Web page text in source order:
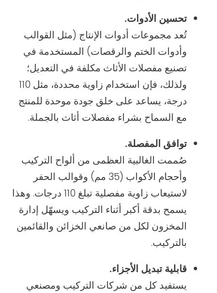
تحسين الأدوات.
تُعد مجموعات أدوات الإنتاج (مثل القوالب
وأدوات الختم والرقصات) المستخدمة في
تصنيع مفصلات الأثاث مكلفة في التعديل؛
ولذلك، فإن استخدام زاوية محددة، مثل 110
درجة، يساعد على خلق جودة موحدة للمنتج
مع السماح بشراء مفصلات أثاث بالجملة.
توافق المفصلة.
صُممت الغالبية العظمى من ألواح التركيب
وأحجام الأكواب (35 مم) وقوالب الحفر
لاستيعاب زاوية مفصلية تبلغ 110 درجات. وهذا
يسمح بدقة أكبر أثناء التركيب ويسهّل إدارة
المخزون لكل من صانعي الخزائن والقائمين
بالتركيب.
قابلية تبديل الأجزاء.
يستفيد كل من شركات التركيب ومصنعي